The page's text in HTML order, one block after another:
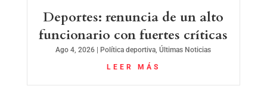
Deportes: renuncia de un alto
funcionario con fuertes críticas
Ago 4, 2026 Política deportiva,Últimas Noticias
LEER MÁS